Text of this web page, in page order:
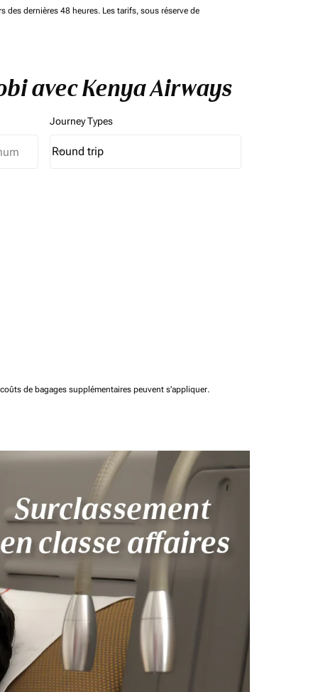
dernières 48 heures. Les tarifs, sous réserve de
avec Kenya Airways
Journey Types
Journey Types option Round trip Selected
Round trip
keyboard_arrow_down
de bagages supplémentaires peuvent s'appliquer.